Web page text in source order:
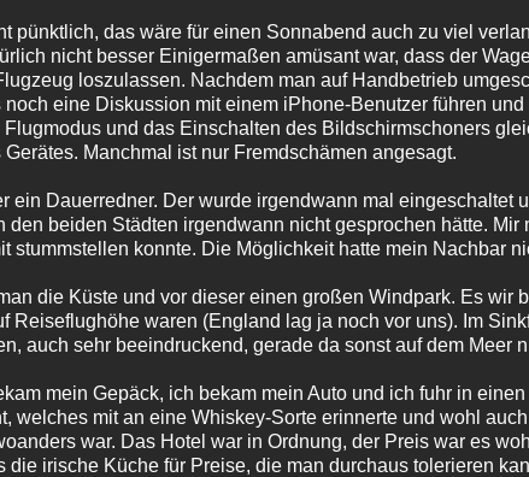
pünktlich, das wäre für einen Sonnabend auch zu viel
nicht besser Einigermaßen amüsant war, dass der
loszulassen. Nachdem man auf Handbetrieb
eine Diskussion mit einem iPhone-Benutzer führen und
und das Einschalten des Bildschirmschoners
Manchmal ist nur Fremdschämen angesagt.
ein Dauerredner. Der wurde irgendwann mal eingeschaltet
beiden Städten irgendwann nicht gesprochen hätte. Mir
stummstellen konnte. Die Möglichkeit hatte mein Nachbar
die Küste und vor dieser einen großen Windpark. Es wir
Reiseflughöhe waren (England lag ja noch vor uns). Im
auch sehr beeindruckend, gerade da sonst auf dem Meer
mein Gepäck, ich bekam mein Auto und ich fuhr in
welches mit an eine Whiskey-Sorte erinnerte und wohl
war. Das Hotel war in Ordnung, der Preis war es
irische Küche für Preise, die man durchaus tolerieren